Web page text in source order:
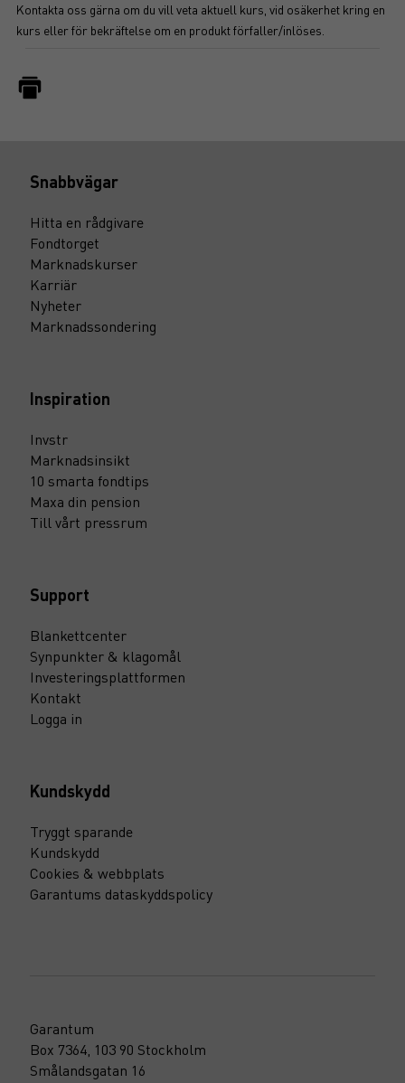
Kontakta oss gärna om du vill veta aktuell kurs, vid osäkerhet kring en
kurs eller för bekräftelse om en produkt förfaller/inlöses.
Snabbvägar
Hitta en rådgivare
Fondtorget
Marknadskurser
Karriär
Nyheter
Marknadssondering
Inspiration
Invstr
Marknadsinsikt
10 smarta fondtips
Maxa din pension
Till vårt pressrum
Support
Blankettcenter
Synpunkter & klagomål
Investeringsplattformen
Kontakt
Logga in
Kundskydd
Tryggt sparande
Kundskydd
Cookies & webbplats
Garantums dataskyddspolicy
Garantum
Box 7364, 103 90 Stockholm
Smålandsgatan 16